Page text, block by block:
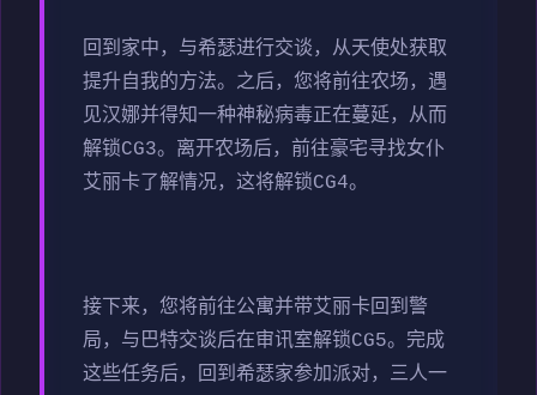
回到家中，与希瑟进行交谈，从天使处获取
提升自我的方法。之后，您将前往农场，遇
见汉娜并得知一种神秘病毒正在蔓延，从而
解锁CG3。离开农场后，前往豪宅寻找女仆
艾丽卡了解情况，这将解锁CG4。
接下来，您将前往公寓并带艾丽卡回到警
局，与巴特交谈后在审讯室解锁CG5。完成
这些任务后，回到希瑟家参加派对，三人一